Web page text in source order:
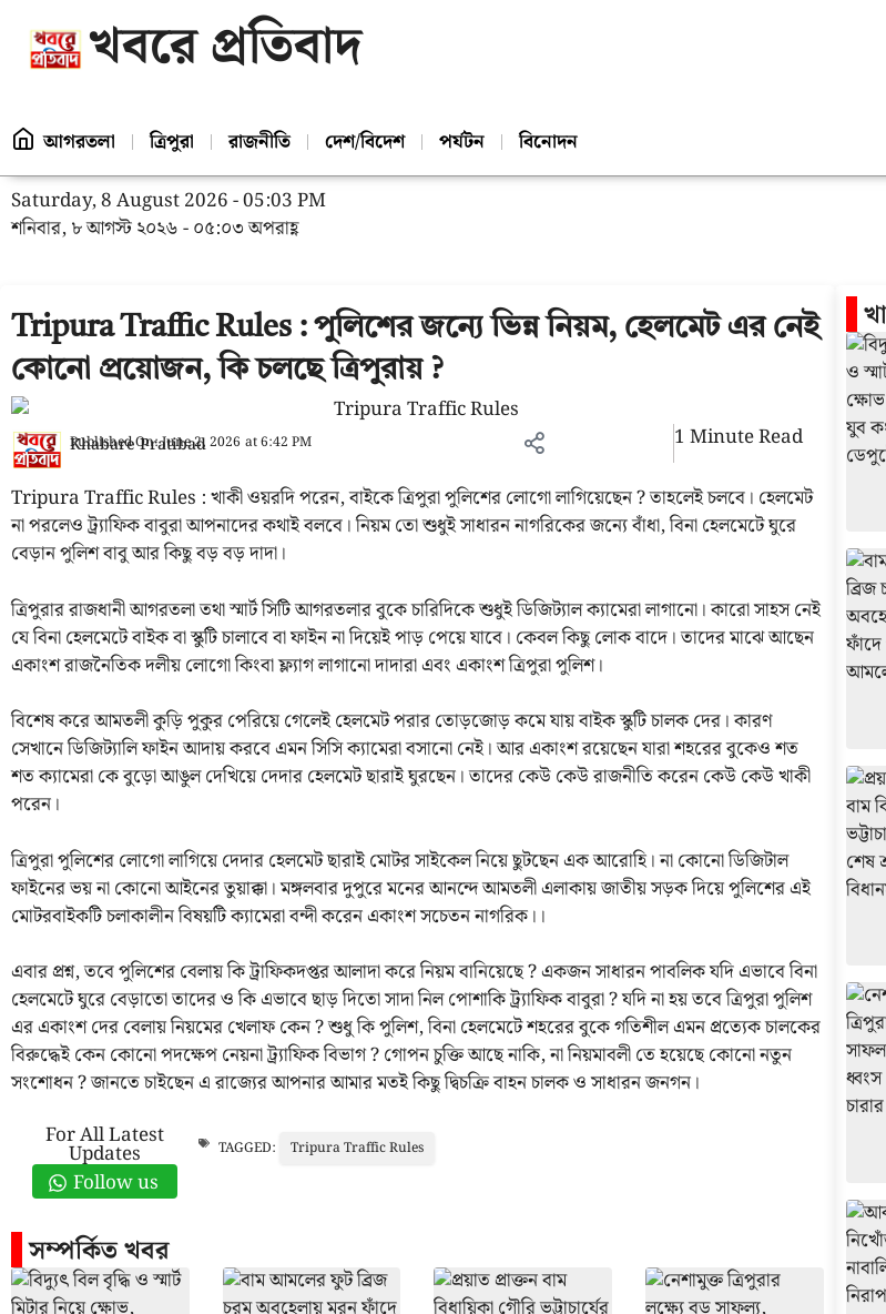
খবরে প্রতিবাদ
আগরতলা ত্রিপুরা রাজনীতি দেশ/বিদেশ পর্যটন
বিনোদন
Saturday, 8 August 2026 - 05:03 PM
শনিবার, ৮ আগস্ট ২০২৬ - ০৫:০৩ অপরাহ্ণ
Tripura Traffic Rules : পুলিশের জন্যে ভিন্ন নিয়ম, হেলমেট এর নেই
কোনো প্রয়োজন, কি চলছে ত্রিপুরায় ?
Khabare Pratibad
Published On:June 2, 2026 at6:42 PM
1 Minute Read
Tripura Traffic Rules : খাকী ওয়রদি পরেন, বাইকে ত্রিপুরা পুলিশের লোগো লাগিয়েছেন ? তাহলেই চলবে। হেলমেট
না পরলেও ট্র্যাফিক বাবুরা আপনাদের কথাই বলবে। নিয়ম তো শুধুই সাধারন নাগরিকের জন্যে বাঁধা, বিনা হেলমেটে ঘুরে
বেড়ান পুলিশ বাবু আর কিছু বড় বড় দাদা।
ত্রিপুরার রাজধানী আগরতলা তথা স্মার্ট সিটি আগরতলার বুকে চারিদিকে শুধুই ডিজিট্যাল ক্যামেরা লাগানো। কারো সাহস নেই
যে বিনা হেলমেটে বাইক বা স্কুটি চালাবে বা ফাইন না দিয়েই পাড় পেয়ে যাবে। কেবল কিছু লোক বাদে। তাদের মাঝে আছেন
একাংশ রাজনৈতিক দলীয় লোগো কিংবা ফ্ল্যাগ লাগানো দাদারা এবং একাংশ ত্রিপুরা পুলিশ।
বিশেষ করে আমতলী কুড়ি পুকুর পেরিয়ে গেলেই হেলমেট পরার তোড়জোড় কমে যায় বাইক স্কুটি চালক দের। কারণ
সেখানে ডিজিট্যালি ফাইন আদায় করবে এমন সিসি ক্যামেরা বসানো নেই। আর একাংশ রয়েছেন যারা শহরের বুকেও শত
শত ক্যামেরা কে বুড়ো আঙুল দেখিয়ে দেদার হেলমেট ছারাই ঘুরছেন। তাদের কেউ কেউ রাজনীতি করেন কেউ কেউ খাকী
পরেন।
ত্রিপুরা পুলিশের লোগো লাগিয়ে দেদার হেলমেট ছারাই মোটর সাইকেল নিয়ে ছুটছেন এক আরোহি। না কোনো ডিজিটাল
ফাইনের ভয় না কোনো আইনের তুয়াক্কা। মঙ্গলবার দুপুরে মনের আনন্দে আমতলী এলাকায় জাতীয় সড়ক দিয়ে পুলিশের এই
মোটরবাইকটি চলাকালীন বিষয়টি ক্যামেরা বন্দী করেন একাংশ সচেতন নাগরিক।।
এবার প্রশ্ন, তবে পুলিশের বেলায় কি ট্রাফিকদপ্তর আলাদা করে নিয়ম বানিয়েছে ? একজন সাধারন পাবলিক যদি এভাবে বিনা
হেলমেটে ঘুরে বেড়াতো তাদের ও কি এভাবে ছাড় দিতো সাদা নিল পোশাকি ট্র্যাফিক বাবুরা ? যদি না হয় তবে ত্রিপুরা পুলিশ
এর একাংশ দের বেলায় নিয়মের খেলাফ কেন ? শুধু কি পুলিশ, বিনা হেলমেটে শহরের বুকে গতিশীল এমন প্রত্যেক চালকের
বিরুদ্ধেই কেন কোনো পদক্ষেপ নেয়না ট্র্যাফিক বিভাগ ? গোপন চুক্তি আছে নাকি, না নিয়মাবলী তে হয়েছে কোনো নতুন
সংশোধন ? জানতে চাইছেন এ রাজ্যের আপনার আমার মতই কিছু দ্বিচক্রি বাহন চালক ও সাধারন জনগন।
For All Latest
Updates
Follow us
TAGGED: Tripura Traffic Rules
সম্পর্কিত খবর